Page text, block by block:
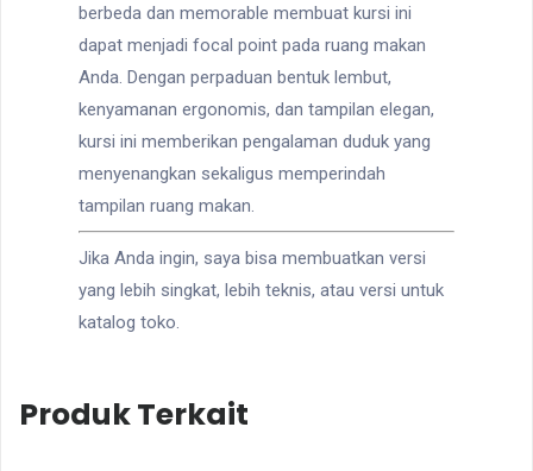
berbeda dan memorable membuat kursi ini
dapat menjadi focal point pada ruang makan
Anda. Dengan perpaduan bentuk lembut,
kenyamanan ergonomis, dan tampilan elegan,
kursi ini memberikan pengalaman duduk yang
menyenangkan sekaligus memperindah
tampilan ruang makan.
Jika Anda ingin, saya bisa membuatkan versi
yang lebih singkat, lebih teknis, atau versi untuk
katalog toko.
Produk Terkait